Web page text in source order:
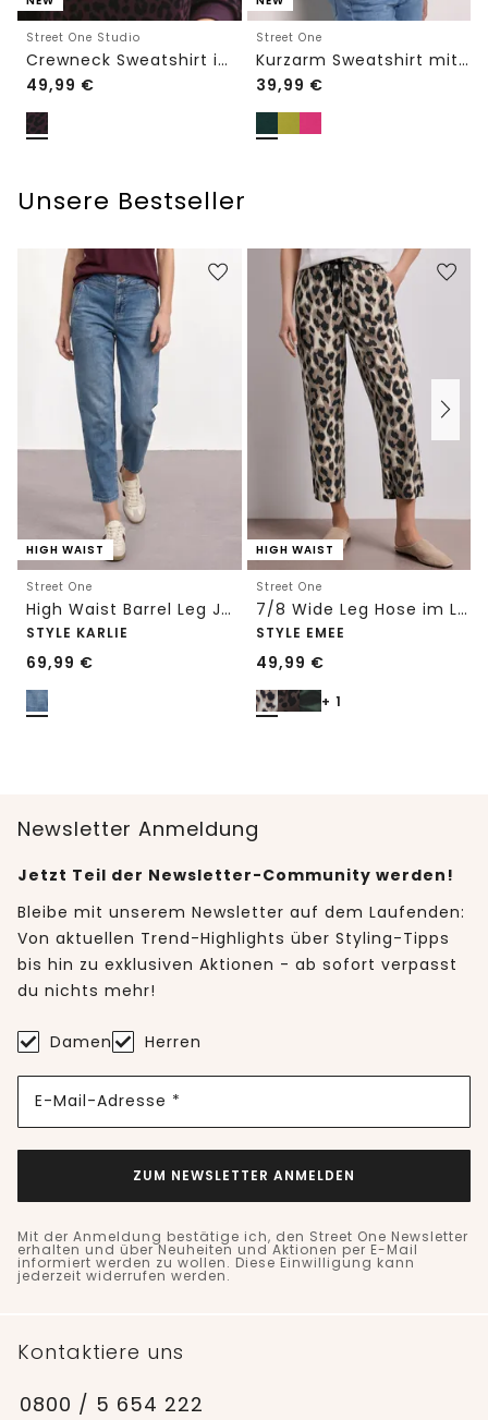
Street One Studio
Crewneck Sweatshirt im Loose Fit
49,99 €
Street One
Kurzarm Sweatshirt mit Rundhals
39,99 €
Unsere Bestseller
HIGH WAIST
Street One
High Waist Barrel Leg Jeans im Loose Fit
STYLE KARLIE
69,99 €
HIGH WAIST
Street One
7/8 Wide Leg Hose im Loose Fit mit Print
STYLE EMEE
49,99 €
+ 1
Newsletter Anmeldung
Jetzt Teil der Newsletter-Community werden!
Bleibe mit unserem Newsletter auf dem Laufenden:
Von aktuellen Trend-Highlights über Styling-Tipps
bis hin zu exklusiven Aktionen - ab sofort verpasst
du nichts mehr!
Damen Herren
E-Mail-Adresse *
ZUM NEWSLETTER ANMELDEN
Mit der Anmeldung bestätige ich, den Street One Newsletter
erhalten und über Neuheiten und Aktionen per E-Mail
informiert werden zu wollen. Diese Einwilligung kann
jederzeit widerrufen werden.
Kontaktiere uns
0800 / 5 654 222